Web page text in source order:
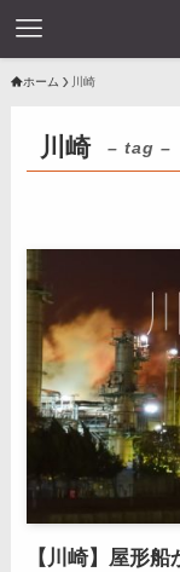
ホーム 川崎
川崎 – tag –
【川崎】屋形